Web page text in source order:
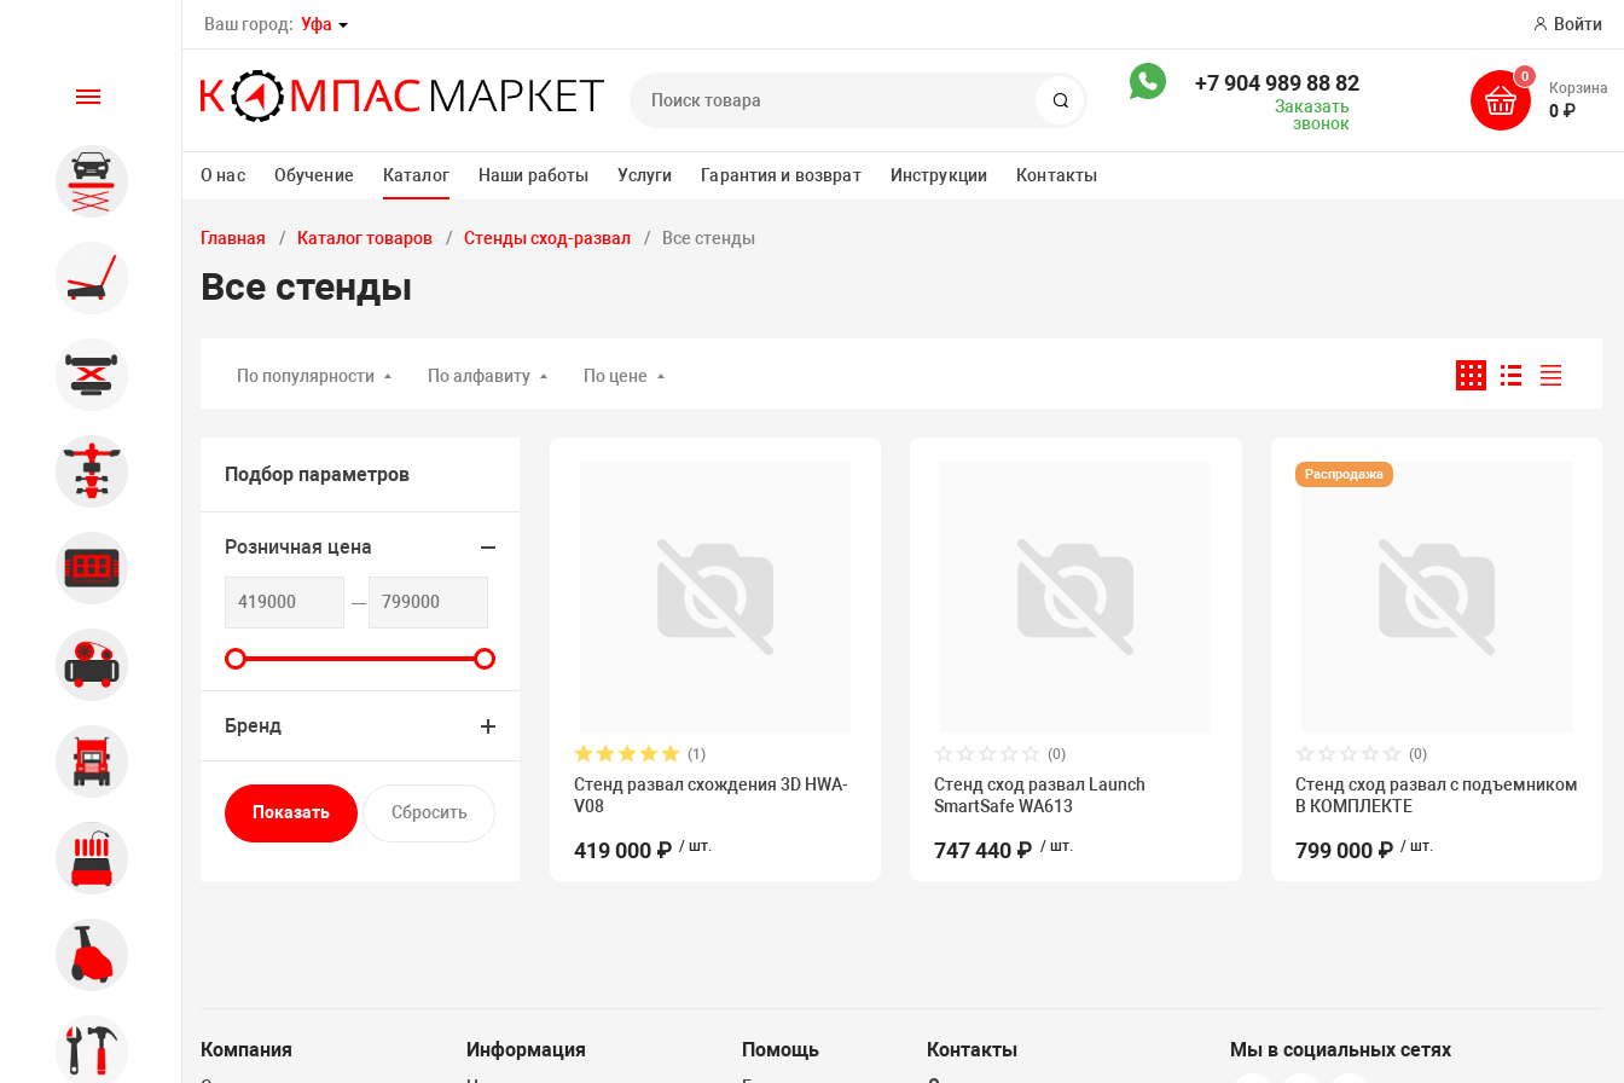
Ваш город: Уфа Войти
Поиск
+7 904 989 88 82
Заказать
звонок
0
Корзина
0 ₽
О нас Обучение Каталог Наши работы Услуги Гарантия и возврат Инструкции Контакты
Каталог
Автомобильные подъемники
оборудование
Общегаражное
Стенды сход-развал
Компрессорное оборудование
Грузовое оборудование
Обслуживание систем и
Инструмент
Главная Каталог товаров Стенды сход-развал Все стенды
Все стенды
По популярности По алфавиту По цене
Подбор параметров
Розничная цена
Бренд
(1)
Стенд развал схождения 3D HWA-
V08
419 000 ₽ / шт.
(0)
Стенд сход развал Launch
SmartSafe WA613
747 440 ₽ / шт.
Распродажа
(0)
Стенд сход развал с подъемником
В КОМПЛЕКТЕ
799 000 ₽ / шт.
Компания Информация Помощь Контакты Мы в социальных сетях